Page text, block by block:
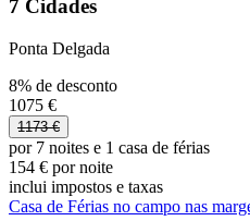
7 Cidades
Ponta Delgada
8% de desconto
1075 €
1173 €
por 7 noites e 1 casa de férias
154 € por noite
inclui impostos e taxas
Casa de Férias no campo nas